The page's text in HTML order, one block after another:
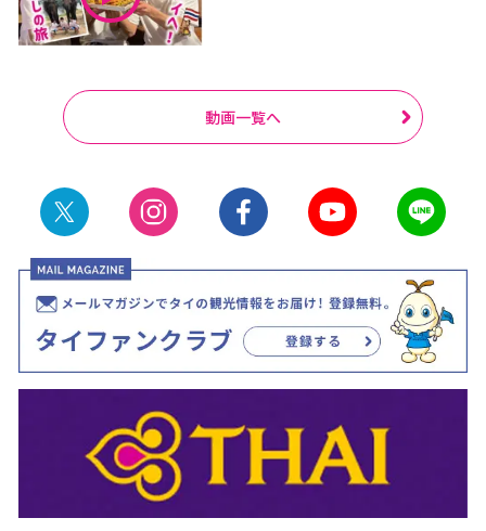
動画一覧へ